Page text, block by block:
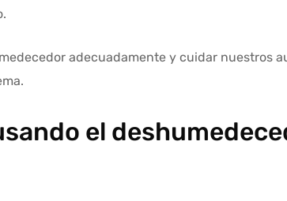
adecuadamente y cuidar nuestros
el